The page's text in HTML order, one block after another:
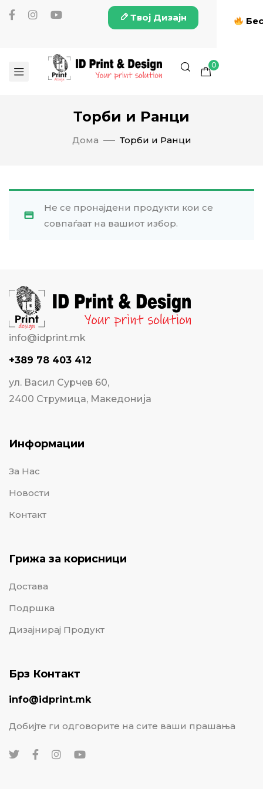
Твој Дизајн
0
Торби и Ранци
Дома Торби и Ранци
Не се пронајдени продукти кои се
совпаѓаат на вашиот избор.
info@idprint.mk
+389 78 403 412
ул. Васил Сурчев 60,
2400 Струмица, Македонија
Информации
За Нас
Новости
Контакт
Грижа за корисници
Достава
Подршка
Дизајнирај Продукт
Брз Контакт
info@idprint.mk
Добијте ги одговорите на сите ваши прашања